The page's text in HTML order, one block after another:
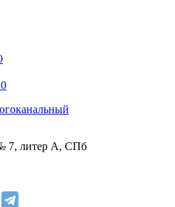
0
7, литер А, СПб